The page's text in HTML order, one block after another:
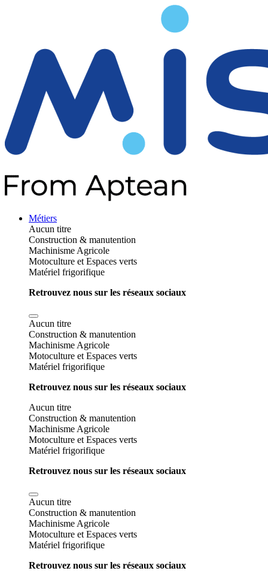
Métiers
Aucun titre
Construction & manutention
Machinisme Agricole
Motoculture et Espaces verts
Matériel frigorifique
Retrouvez nous sur les réseaux sociaux
Aucun titre
Construction & manutention
Machinisme Agricole
Motoculture et Espaces verts
Matériel frigorifique
Retrouvez nous sur les réseaux sociaux
Aucun titre
Construction & manutention
Machinisme Agricole
Motoculture et Espaces verts
Matériel frigorifique
Retrouvez nous sur les réseaux sociaux
Aucun titre
Construction & manutention
Machinisme Agricole
Motoculture et Espaces verts
Matériel frigorifique
Retrouvez nous sur les réseaux sociaux